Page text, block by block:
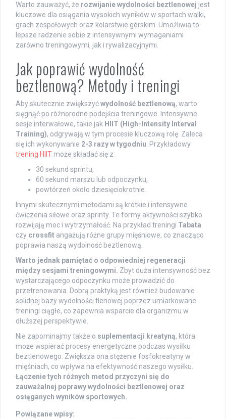
Warto zauważyć, że rozwijanie wydolności beztlenowej jest
kluczowe dla osiągania wysokich wyników w sportach walki,
grach zespołowych oraz kolarstwie górskim. Umożliwia to
lepsze radzenie sobie z intensywnymi wymaganiami
zarówno treningowymi, jak i rywalizacyjnymi.
Jak poprawić wydolność
beztlenową? Metody i treningi
Aby skutecznie zwiększyćwydolność beztlenową, warto
sięgnąć po różnorodne podejścia treningowe. Intensywne
sesje interwałowe, takie jak HIIT (High-Intensity Interval
Training), odgrywają w tym procesie kluczową rolę. Zaleca
się ich wykonywanie 2-3 razy w tygodniu. Przykładowy
trening HIIT może składać się z:
30 sekund sprintu,
60 sekund marszu lub odpoczynku,
powtórzeń około dziesięciokrotnie.
Innymi skutecznymi metodami są krótkie i intensywne
ćwiczenia siłowe oraz sprinty. Te formy aktywności szybko
rozwijają moc i wytrzymałość. Na przykład treningi Tabata
czy crossfit angażują różne grupy mięśniowe, co znacząco
poprawia naszą wydolność beztlenową.
Warto jednak pamiętać o odpowiedniej regeneracji
między sesjami treningowymi. Zbyt duża intensywność bez
wystarczającego odpoczynku może prowadzić do
przetrenowania. Dobrą praktyką jest również budowanie
solidnej bazy wydolności tlenowej poprzez umiarkowane
treningi ciągłe, co zapewnia wsparcie dla organizmu w
dłuższej perspektywie.
Nie zapominajmy także o suplementacji kreatyną, która
może wspierać procesy energetyczne podczas wysiłku
beztlenowego. Zwiększa ona stężenie fosfokreatyny w
mięśniach, co wpływa na efektywność naszego wysiłku.
Łączenie tych różnych metod przyczyni się do
zauważalnej poprawy wydolności beztlenowej oraz
osiąganych wyników sportowych.
Powiązane wpisy: